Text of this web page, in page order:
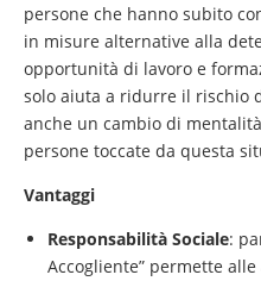
persone che hanno subito
in misure alternative alla
opportunità di lavoro e
solo aiuta a ridurre il rischio
anche un cambio di
persone toccate da questa
Vantaggi
Responsabilità Sociale:
Accogliente” permette